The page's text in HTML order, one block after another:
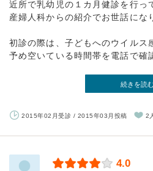
近所で乳幼児の１カ月健診を行っ
産婦人科からの紹介でお世話にな
初診の際は、子どもへのウイルス
予め空いている時間帯を電話で確
続きを読
2015年02月受診 / 2015年03月投稿 2
4.0